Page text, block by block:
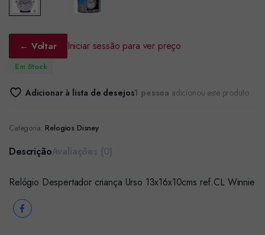
← Voltar Iniciar sessão para ver preço
Em Stock
Adicionar à lista de desejos1 pessoa adicionou este produto
Categoria: Relogios Disney
Descrição
Relógio Despertador criança Urso 13x16x10cms ref.CL Winnie